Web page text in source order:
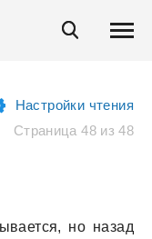
Настройки чтения
Страница 48 из 48
но назад